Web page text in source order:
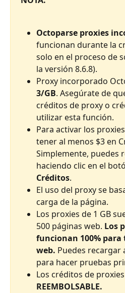
Octoparse proxies
funcionan durante la
solo en el proceso de
la versión 8.6.8).
Proxy incorporado
3/GB. Asegúrate de
créditos de proxy o
utilizar esta función.
Para activar los
tener al menos $3 en
Simplemente, puedes
haciendo clic en el
Créditos.
El uso del proxy se
carga de la página.
Los proxies de 1 GB
500 páginas web. Los
funcionan 100% para
web. Puedes recargar
para hacer pruebas
Los créditos de proxies
REEMBOLSABLE.